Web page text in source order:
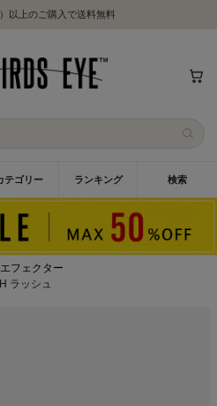
以上のご購入で送料無料
テゴリー ランキング 検索
フェクター
ラッシュ